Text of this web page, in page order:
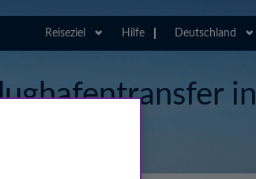
Reiseziel Hilfe Deutschland
in